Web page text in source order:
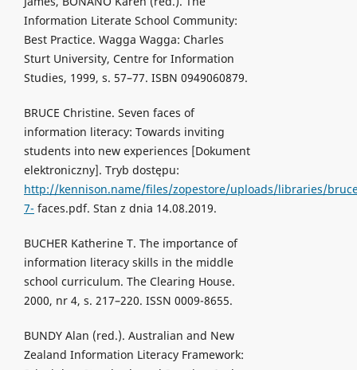
Information Literate School Community:
Best Practice. Wagga Wagga: Charles
Sturt University, Centre for Information
Studies, 1999, s. 57–77. ISBN 0949060879.
BRUCE Christine. Seven faces of
information literacy: Towards inviting
students into new experiences [Dokument
elektroniczny]. Tryb dostępu:
http://kennison.name/files/zopestore/uploads/libraries/
7- faces.pdf. Stan z dnia 14.08.2019.
BUCHER Katherine T. The importance of
information literacy skills in the middle
school curriculum. The Clearing House.
2000, nr 4, s. 217–220. ISSN 0009-8655.
BUNDY Alan (red.). Australian and New
Zealand Information Literacy Framework: